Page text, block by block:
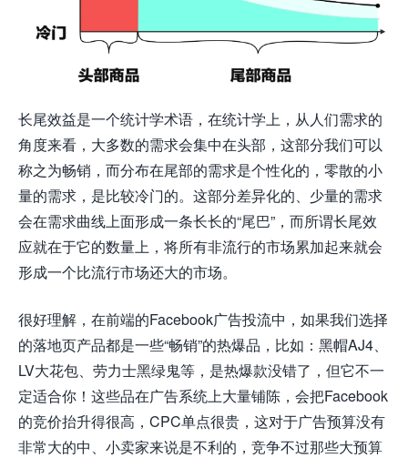
长尾效益是一个统计学术语，在统计学上，从人们需求的
角度来看，大多数的需求会集中在头部，这部分我们可以
称之为畅销，而分布在尾部的需求是个性化的，零散的小
量的需求，是比较冷门的。这部分差异化的、少量的需求
会在需求曲线上面形成一条长长的“尾巴”，而所谓长尾效
应就在于它的数量上，将所有非流行的市场累加起来就会
形成一个比流行市场还大的市场。
很好理解，在前端的Facebook广告投流中，如果我们选择
的落地页产品都是一些“畅销”的热爆品，比如：黑帽AJ4、
LV大花包、劳力士黑绿鬼等，是热爆款没错了，但它不一
定适合你！这些品在广告系统上大量铺陈，会把Facebook
的竞价抬升得很高，CPC单点很贵，这对于广告预算没有
非常大的中、小卖家来说是不利的，竞争不过那些大预算